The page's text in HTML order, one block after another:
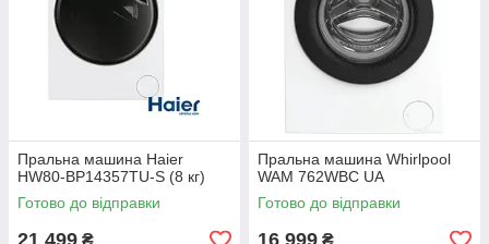
Пральна машина Haier
HW80-BP14357TU-S (8 кг)
Готово до відправки
₴
Пральна машина Whirlpool
WAM 762WBC UA
Готово до відправки
₴